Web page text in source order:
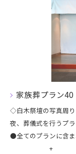
家族葬プラン40
◇白木祭壇の写真周
夜、葬儀式を行うプラ
●全てのプランに含
+